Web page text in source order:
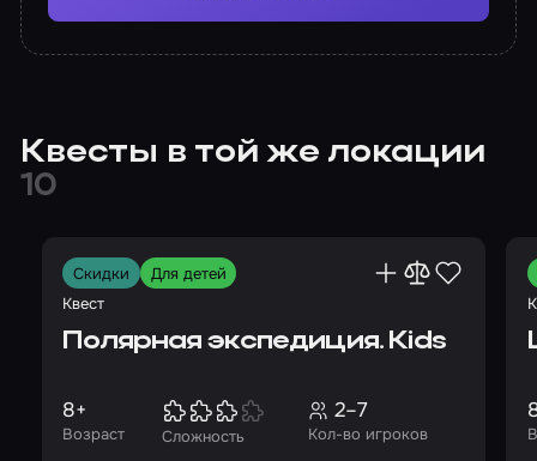
Квесты в той же локации
10
Скидки
Для детей
Квест
Полярная экспедиция. Kids
Возраст
8+
Сложность Кол-во игроков
2–7